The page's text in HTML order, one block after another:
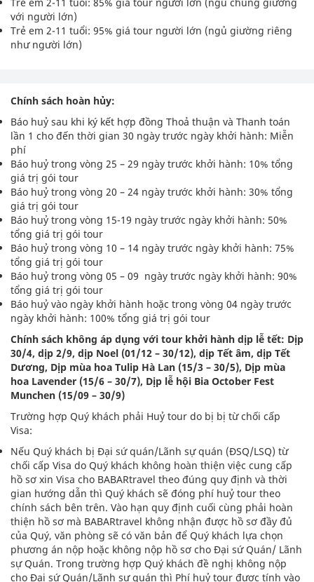
với người lớn)
Trẻ em 2-11 tuổi: 95% giá tour người lớn (ngủ giường riêng
như người lớn)
Chính sách hoàn hủy:
Báo huỷ sau khi ký kết hợp đồng Thoả thuận và Thanh toán
lần 1 cho đến thời gian 30 ngày trước ngày khởi hành: Miễn
phí
Báo huỷ trong vòng 25 – 29 ngày trước khởi hành: 10% tổng
giá trị gói tour
Báo huỷ trong vòng 20 – 24 ngày trước khởi hành: 30% tổng
giá trị gói tour
Báo huỷ trong vòng 15-19 ngày trước ngày khởi hành: 50%
tổng giá trị gói tour
Báo huỷ trong vòng 10 – 14 ngày trước ngày khởi hành: 75%
tổng giá trị gói tour
Báo huỷ trong vòng 05 – 09 ngày trước ngày khởi hành: 90%
tổng giá trị gói tour
Báo huỷ vào ngày khởi hành hoặc trong vòng 04 ngày trước
ngày khởi hành: 100% tổng giá trị gói tour
Chính sách không áp dụng với tour khởi hành dịp lễ tết: Dịp
30/4, dịp 2/9, dịp Noel (01/12 – 30/12), dịp Tết âm, dịp Tết
Dương, Dịp mùa hoa Tulip Hà Lan (15/3 – 30/5), Dịp mùa
hoa Lavender (15/6 – 30/7), Dịp lễ hội Bia October Fest
Munchen (15/09 – 30/9)
Trường hợp Quý khách phải Huỷ tour do bị bị từ chối cấp
Visa:
Nếu Quý khách bị Đại sứ quán/Lãnh sự quán (ĐSQ/LSQ) từ
chối cấp Visa do Quý khách không hoàn thiện việc cung cấp
hồ sơ xin Visa cho BABARtravel theo đúng quy định và thời
gian hướng dẫn thì Quý khách sẽ đóng phí huỷ tour theo
chính sách bên trên. Vào hạn quy định cuối cùng phải hoàn
thiện hồ sơ mà BABARtravel không nhận được hồ sơ đầy đủ
của Quý, văn phòng sẽ có văn bản để Quý khách lựa chọn
phương án nộp hoặc không nộp hồ sơ cho Đại sứ Quán/ Lãnh
sự Quán. Trong trường hợp Quý khách đề nghị không nộp
cho Đại sứ Quán/Lãnh sự quán thì Phí huỷ tour được tính vào